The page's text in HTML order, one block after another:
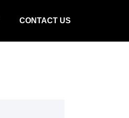
CONTACT US